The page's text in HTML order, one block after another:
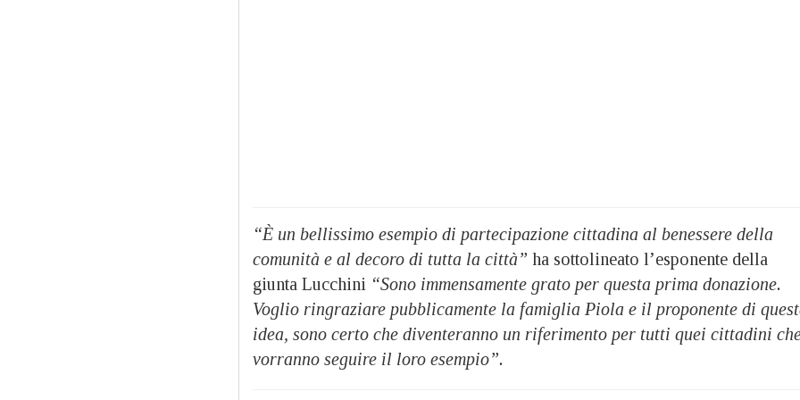
“È un bellissimo esempio di partecipazione cittadina al benessere della
comunità e al decoro di tutta la città” ha sottolineato l’esponente della
giunta Lucchini “Sono immensamente grato per questa prima donazione.
Voglio ringraziare pubblicamente la famiglia Piola e il proponente di
idea, sono certo che diventeranno un riferimento per tutti quei cittadini
vorranno seguire il loro esempio”.